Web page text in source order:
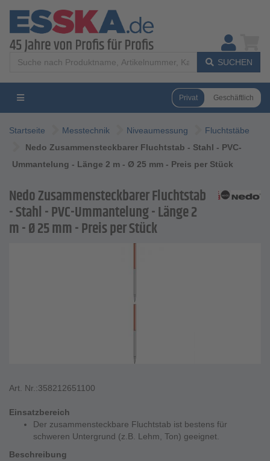
SUCHEN
Privat Geschäftlich
Startseite Messtechnik Niveaumessung
Fluchtstäbe
Nedo Zusammensteckbarer Fluchtstab - Stahl - PVC-
Ummantelung - Länge 2 m - Ø 25 mm - Preis per Stück
Nedo Zusammensteckbarer Fluchtstab
- Stahl - PVC-Ummantelung - Länge 2
m - Ø 25 mm - Preis per Stück
Art. Nr.:358212651100
Einsatzbereich
Der zusammensteckbare Fluchtstab ist bestens für
schweren Untergrund (z.B. Lehm, Ton) geeignet.
Beschreibung